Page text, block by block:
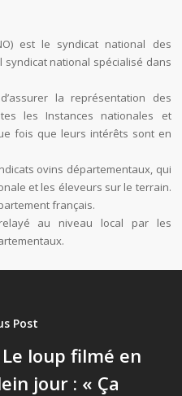
est le syndicat national des
syndicat national spécialisé dans
la représentation des
les Instances nationales et
fois que leurs intérêts sont en
ovins départementaux, qui
et les éleveurs sur le terrain.
français.
au niveau local par les
Post
loup filmé en
jour : « Ça